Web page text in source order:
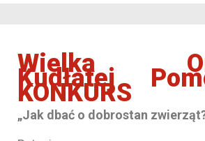
Wielka
Kudłatej
KONKURS
„Jak dbać o dobrostan